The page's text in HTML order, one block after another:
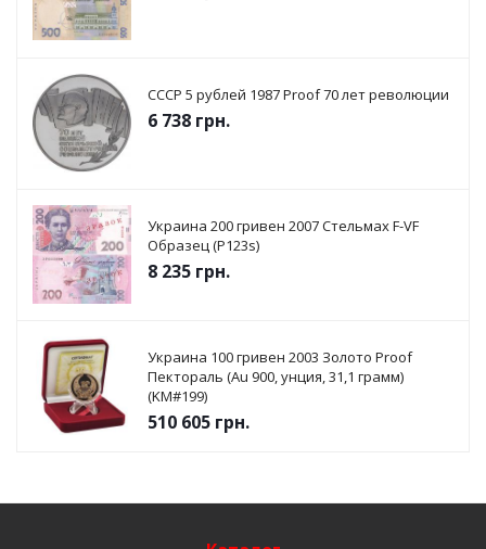
СССР 5 рублей 1987 Proof 70 лет революции
6 738 грн.
Украина 200 гривен 2007 Стельмах F-VF
Образец (P123s)
8 235 грн.
Украина 100 гривен 2003 Золото Proof
Пектораль (Au 900, унция, 31,1 грамм)
(KM#199)
510 605 грн.